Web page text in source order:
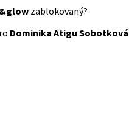
zablokovaný?
Dominika Atigu Sobotková